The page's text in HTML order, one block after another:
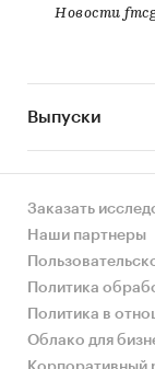
Новости
Выпуски
Заказать
Наши партнеры
Политика
Политика в
Облако для